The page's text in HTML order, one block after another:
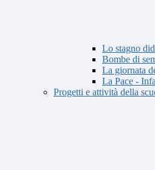
Lo stagno
Bombe di
La giornata
La Pace -
Progetti e attività della